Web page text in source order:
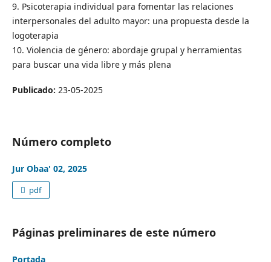
9. Psicoterapia individual para fomentar las relaciones
interpersonales del adulto mayor: una propuesta desde la
logoterapia
10. Violencia de género: abordaje grupal y herramientas
para buscar una vida libre y más plena
Publicado: 23-05-2025
Número completo
Jur Obaa' 02, 2025
pdf
Páginas preliminares de este número
Portada